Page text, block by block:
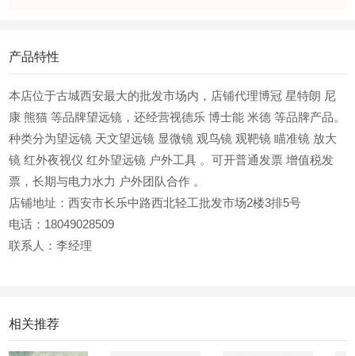
产品特性
本店位于古城西安最大的批发市场内，店铺代理博冠 星特朗 尼
康 熊猫 等品牌望远镜，还经营视德乐 博士能 米德 等品牌产品。
种类分为望远镜 天文望远镜 显微镜 观鸟镜 观靶镜 瞄准镜 放大
镜 红外夜视仪 红外望远镜 户外工具 。可开普通发票 增值税发
票，长期与电力水力 户外团队合作 。
店铺地址：西安市长乐中路西北轻工批发市场2楼3排5号
电话：18049028509
联系人：李经理
相关推荐